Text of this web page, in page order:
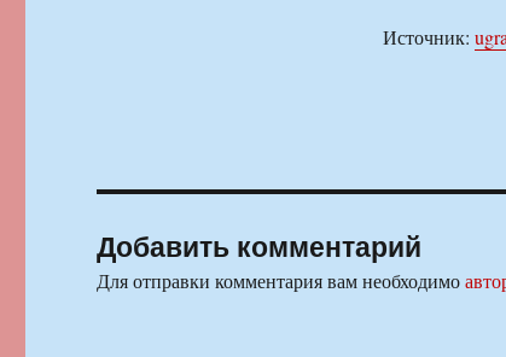
Источник:
Добавить комментарий
Для отправки комментария вам необходимо